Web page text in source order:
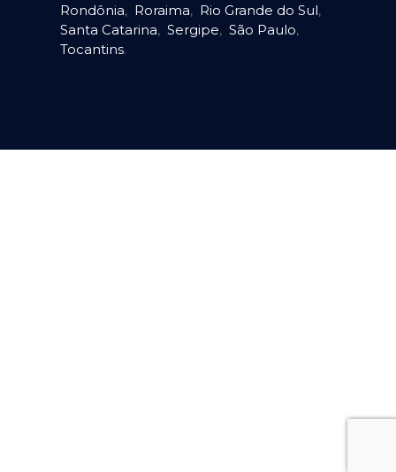
Rondônia, Roraima, Rio Grande do Sul,
Santa Catarina, Sergipe, São Paulo,
Tocantins.